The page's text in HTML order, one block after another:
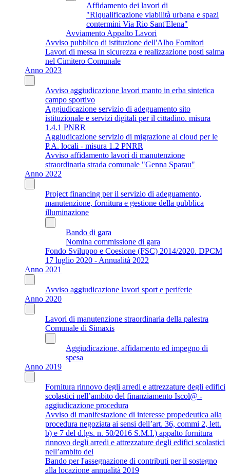
Affidamento dei lavori di
"Riqualificazione viabilità urbana e spazi
contermini Via Rio Sant'Elena"
Avviamento Appalto Lavori
Avviso pubblico di istituzione dell'Albo Fornitori
Lavori di messa in sicurezza e realizzazione posti salma
nel Cimitero Comunale
Anno 2023
Avviso aggiudicazione lavori manto in erba sintetica
campo sportivo
Aggiudicazione servizio di adeguamento sito
istituzionale e servizi digitali per il cittadino. misura
1.4.1 PNRR
Aggiudicazione servizio di migrazione al cloud per le
P.A. locali - misura 1.2 PNRR
Avviso affidamento lavori di manutenzione
straordinaria strada comunale "Genna Sparau"
Anno 2022
Project financing per il servizio di adeguamento,
manutenzione, fornitura e gestione della pubblica
illuminazione
Bando di gara
Nomina commissione di gara
Fondo Sviluppo e Coesione (FSC) 2014/2020. DPCM
17 luglio 2020 - Annualità 2022
Anno 2021
Avviso aggiudicazione lavori sport e periferie
Anno 2020
Lavori di manutenzione straordinaria della palestra
Comunale di Simaxis
Aggiudicazione, affidamento ed impegno di
spesa
Anno 2019
Fornitura rinnovo degli arredi e attrezzature degli edifici
scolastici nell’ambito del finanziamento Iscol@ -
aggiudicazione procedura
Avviso di manifestazione di interesse propedeutica alla
procedura negoziata ai sensi dell’art. 36, commi 2, lett.
b) e 7 del d.lgs. n. 50/2016 S.M.I.) appalto fornitura
rinnovo degli arredi e attrezzature degli edifici scolastici
nell’ambito del
Bando per l'assegnazione di contributi per il sostegno
alla locazione annualità 2019